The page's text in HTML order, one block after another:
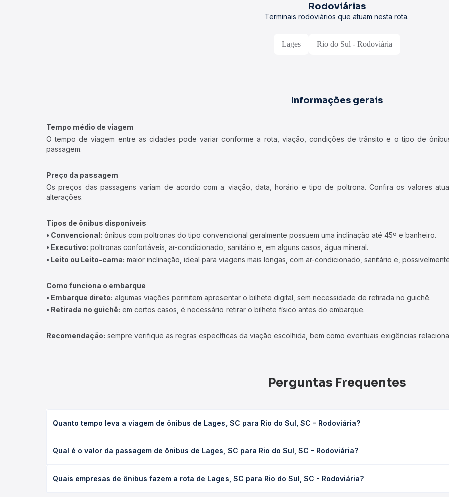
Rodoviárias
Terminais rodoviários que atuam nesta rota.
Lages Rio do Sul - Rodoviária
Informações gerais
Tempo médio de viagem
O tempo de viagem entre as cidades pode variar conforme a rota, viação, condições de trânsito e o tipo de
passagem.
Preço da passagem
Os preços das passagens variam de acordo com a viação, data, horário e tipo de poltrona. Confira os valores
alterações.
Tipos de ônibus disponíveis
• Convencional: ônibus com poltronas do tipo convencional geralmente possuem uma inclinação até 45º e banheiro.
• Executivo: poltronas confortáveis, ar-condicionado, sanitário e, em alguns casos, água mineral.
• Leito ou Leito-cama: maior inclinação, ideal para viagens mais longas, com ar-condicionado, sanitário e,
Como funciona o embarque
• Embarque direto: algumas viações permitem apresentar o bilhete digital, sem necessidade de retirada no guichê.
• Retirada no guichê: em certos casos, é necessário retirar o bilhete físico antes do embarque.
Recomendação: sempre verifique as regras específicas da viação escolhida, bem como eventuais exigências
Perguntas Frequentes
Quanto tempo leva a viagem de ônibus de Lages, SC para Rio do Sul, SC - Rodoviária?
executivo ou leito) e as condições de tráfego. Na Quero Passagem você consulta os horários disponíveis e vê a
Qual é o valor da passagem de ônibus de Lages, SC para Rio do Sul, SC - Rodoviária?
e a antecedência da compra. Na Quero Passagem você compara os preços de todas as viações em tempo real e
Quais empresas de ônibus fazem a rota de Lages, SC para Rio do Sul, SC - Rodoviária?